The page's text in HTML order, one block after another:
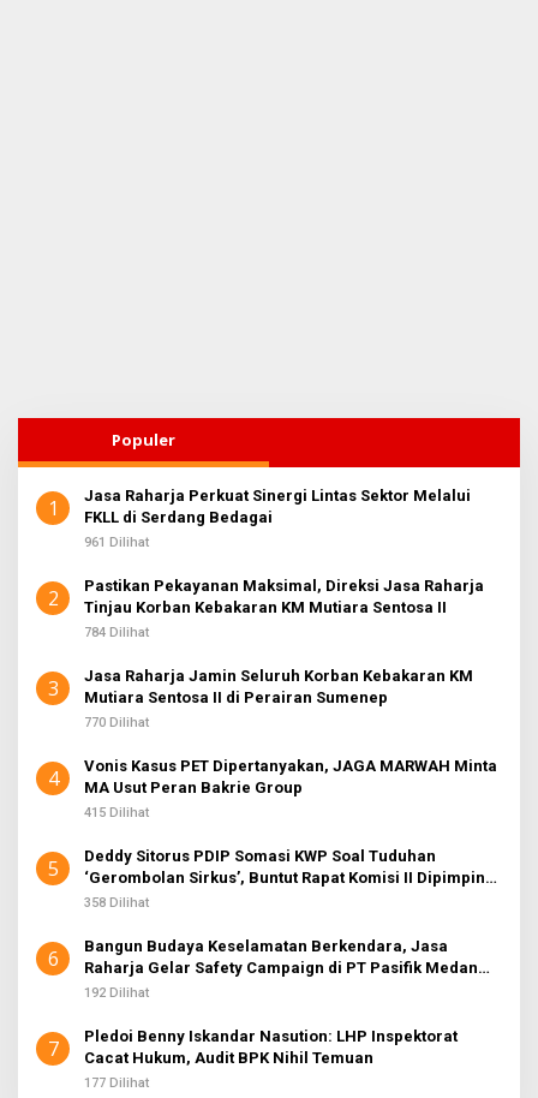
Populer
1
Jasa Raharja Perkuat Sinergi Lintas Sektor Melalui
FKLL di Serdang Bedagai
961 Dilihat
2
Pastikan Pekayanan Maksimal, Direksi Jasa Raharja
Tinjau Korban Kebakaran KM Mutiara Sentosa II
784 Dilihat
3
Jasa Raharja Jamin Seluruh Korban Kebakaran KM
Mutiara Sentosa II di Perairan Sumenep
770 Dilihat
4
Vonis Kasus PET Dipertanyakan, JAGA MARWAH Minta
MA Usut Peran Bakrie Group
415 Dilihat
5
Deddy Sitorus PDIP Somasi KWP Soal Tuduhan
‘Gerombolan Sirkus’, Buntut Rapat Komisi II Dipimpin
Sufmi Dasco Ahmad
358 Dilihat
6
Bangun Budaya Keselamatan Berkendara, Jasa
Raharja Gelar Safety Campaign di PT Pasifik Medan
Industri
192 Dilihat
7
Pledoi Benny Iskandar Nasution: LHP Inspektorat
Cacat Hukum, Audit BPK Nihil Temuan
177 Dilihat